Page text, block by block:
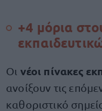
+4 μόρια
Οι νέοι πίνακες
ανοίξουν τις
καθοριστικό